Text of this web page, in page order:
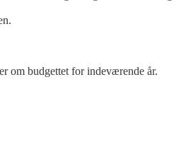
om budgettet for indeværende år.